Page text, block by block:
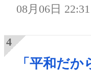
08月06日 22:31
「平和だ